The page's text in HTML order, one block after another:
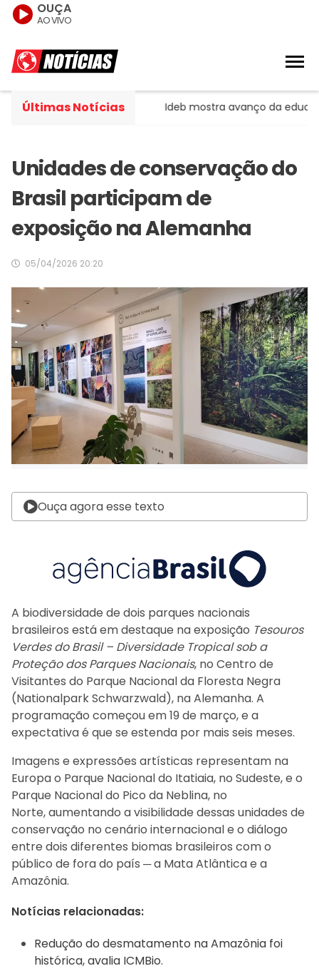
OUÇA
AO VIVO
Últimas Notícias
entidades Ideb mostra avanço da educação básica
Unidades de conservação do
Brasil participam de
exposição na Alemanha
05/04/2026 20:20
Ouça agora esse texto
A biodiversidade de dois parques nacionais
brasileiros está em destaque na exposição Tesouros
Verdes do Brasil – Diversidade Tropical sob a
Proteção dos Parques Nacionais, no Centro de
Visitantes do Parque Nacional da Floresta Negra
(Nationalpark Schwarzwald), na Alemanha. A
programação começou em 19 de março, e a
expectativa é que se estenda por mais seis meses.
Imagens e expressões artísticas representam na
Europa o Parque Nacional do Itatiaia, no Sudeste, e o
Parque Nacional do Pico da Neblina, no
Norte, aumentando a visibilidade dessas unidades de
conservação no cenário internacional e o diálogo
entre dois diferentes biomas brasileiros com o
público de fora do país ─ a Mata Atlântica e a
Amazônia.
Notícias relacionadas:
Redução do desmatamento na Amazônia foi
histórica, avalia ICMBio.